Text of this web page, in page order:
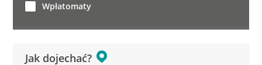
Jak dojechać?
Wpłatomaty